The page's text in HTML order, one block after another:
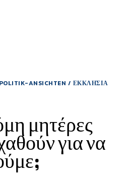
ANSICHTEN / ΕΚΚΛΗΣΙΑ
μητέρες
για να